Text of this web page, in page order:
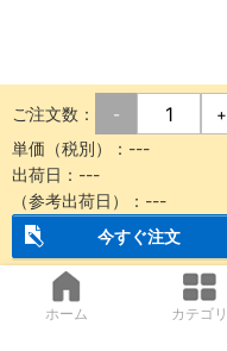
ご注文数： - +
単価（税別）： ---
出荷日： ---
（参考出荷日）： ---
今すぐ注文
ホーム カテゴリ